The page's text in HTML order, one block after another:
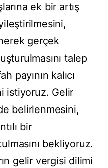
ek bir artış
gerçek
talep
payının kalıcı
istiyoruz. Gelir
belirlenmesini,
bir
bekliyoruz.
gelir vergisi dilimi